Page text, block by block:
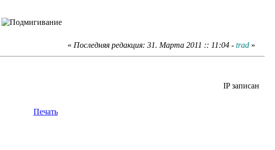
« Последняя редакция: 31. Марта 2011 :: 11:04 - trad»
IP записан
Печать